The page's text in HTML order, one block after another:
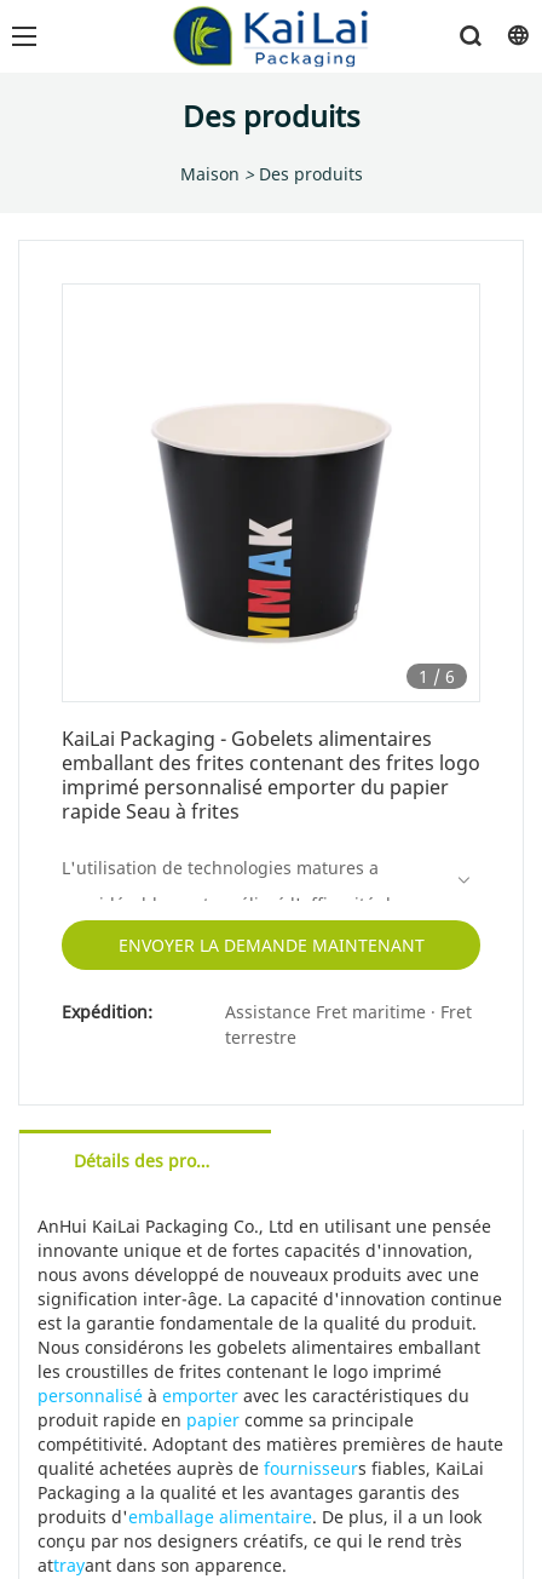
Des produits
Maison > Des produits
1 / 6
KaiLai Packaging - Gobelets alimentaires
emballant des frites contenant des frites logo
imprimé personnalisé emporter du papier
rapide Seau à frites
L'utilisation de technologies matures a
considérablement amélioré l'efficacité du
travail et réduit les coûts de fabrication sans
sacrifier la qualité du produit en même temps.
Il s'est avéré avoir une gamme d'utilisations
beaucoup plus large dans le(s) domaine(s)
ENVOYER LA DEMANDE MAINTENANT
Expédition:
Assistance Fret maritime · Fret
terrestre
Détails des produits
AnHui KaiLai Packaging Co., Ltd en utilisant une pensée
innovante unique et de fortes capacités d'innovation,
nous avons développé de nouveaux produits avec une
signification inter-âge. La capacité d'innovation continue
est la garantie fondamentale de la qualité du produit.
Nous considérons les gobelets alimentaires emballant
les croustilles de frites contenant le logo imprimé
personnalisé à emporter avec les caractéristiques du
produit rapide en papier comme sa principale
compétitivité. Adoptant des matières premières de haute
qualité achetées auprès de fournisseurs fiables, KaiLai
Packaging a la qualité et les avantages garantis des
produits d'emballage alimentaire. De plus, il a un look
conçu par nos designers créatifs, ce qui le rend très
attrayant dans son apparence.